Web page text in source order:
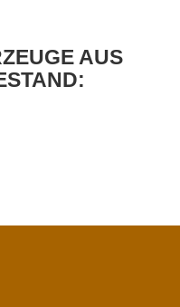
AUS